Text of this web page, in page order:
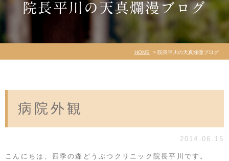
院長平川の天真爛漫ブログ
HOME 院長平川の天真爛漫ブログ
病院外観
2014.06.15
こんにちは、 四季の森どうぶつクリニック 院長平川です。